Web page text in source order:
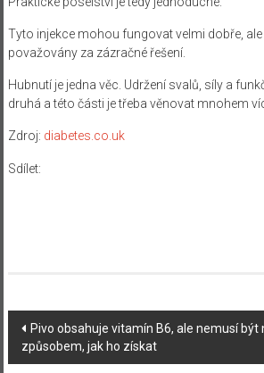
Tyto injekce mohou fungovat velmi dobře, ale
považovány za zázračné řešení.
Hubnutí je jedna věc. Udržení svalů, síly a
druhá a této části je třeba věnovat mnohem
Zdroj: diabetes.co.uk
Sdílet:
Navigace
příspěvku
Pivo obsahuje vitamín B6, ale nemusí
způsobem, jak ho získat